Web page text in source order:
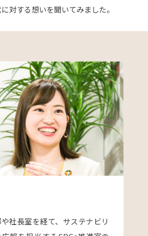
対する想いを聞いてみました。
社長室を経て、サステナビリ